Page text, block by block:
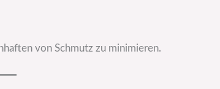
von Schmutz zu minimieren.